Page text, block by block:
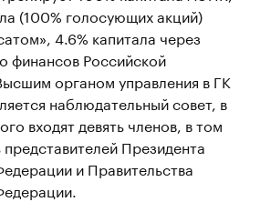
(100% голосующих акций)
4.6% капитала через
финансов Российской
органом управления в ГК
наблюдательный совет, в
входят девять членов, в том
Президента
и Правительства